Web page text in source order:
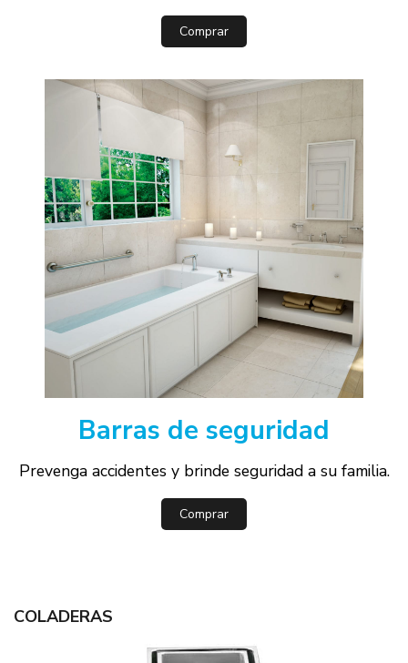
Comprar
Barras de seguridad
Prevenga accidentes y brinde seguridad a su familia.
Comprar
COLADERAS